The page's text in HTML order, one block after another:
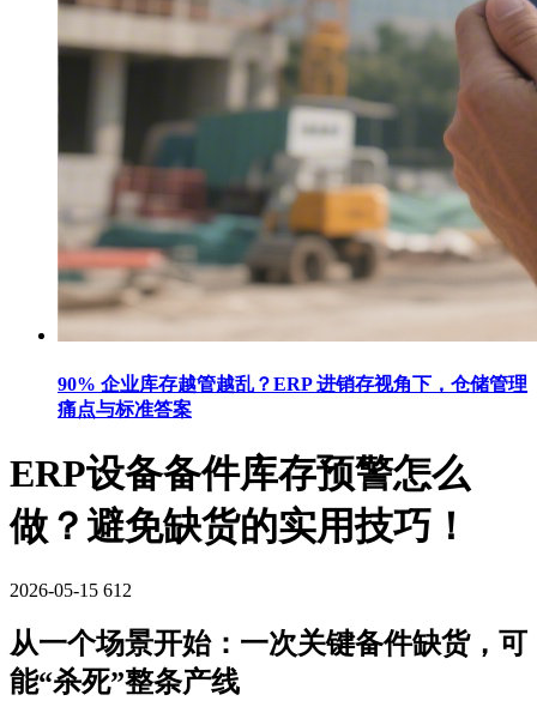
90% 企业库存越管越乱？ERP 进销存视角下，仓储管理
痛点与标准答案
ERP设备备件库存预警怎么
做？避免缺货的实用技巧！
2026-05-15 612
从一个场景开始：一次关键备件缺货，可
能“杀死”整条产线